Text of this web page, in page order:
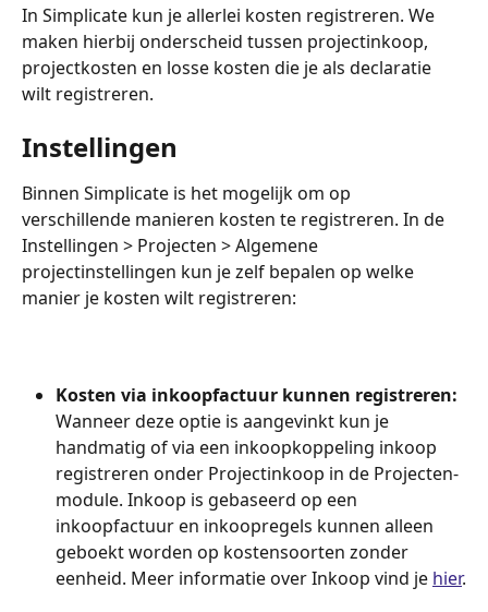
In Simplicate kun je allerlei kosten registreren. We
maken hierbij onderscheid tussen projectinkoop,
projectkosten en losse kosten die je als declaratie
wilt registreren.
Instellingen
Binnen Simplicate is het mogelijk om op
verschillende manieren kosten te registreren. In de
Instellingen > Projecten > Algemene
projectinstellingen kun je zelf bepalen op welke
manier je kosten wilt registreren:
Kosten via inkoopfactuur kunnen registreren:
Wanneer deze optie is aangevinkt kun je
handmatig of via een inkoopkoppeling inkoop
registreren onder Projectinkoop in de Projecten-
module. Inkoop is gebaseerd op een
inkoopfactuur en inkoopregels kunnen alleen
geboekt worden op kostensoorten zonder
eenheid. Meer informatie over Inkoop vind je hier.